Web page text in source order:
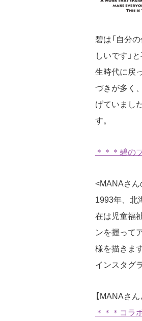
碧は「自分
しいです」
生時代に戻
づきが多く
げていまし
す。
＊＊＊碧の
<MANAさ
1993年、北
在は児童福
ンを握って
様を描きま
インスタグ
【MANAさ
＊＊＊コラ